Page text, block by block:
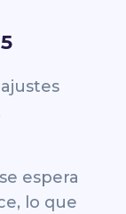
espera
lo que